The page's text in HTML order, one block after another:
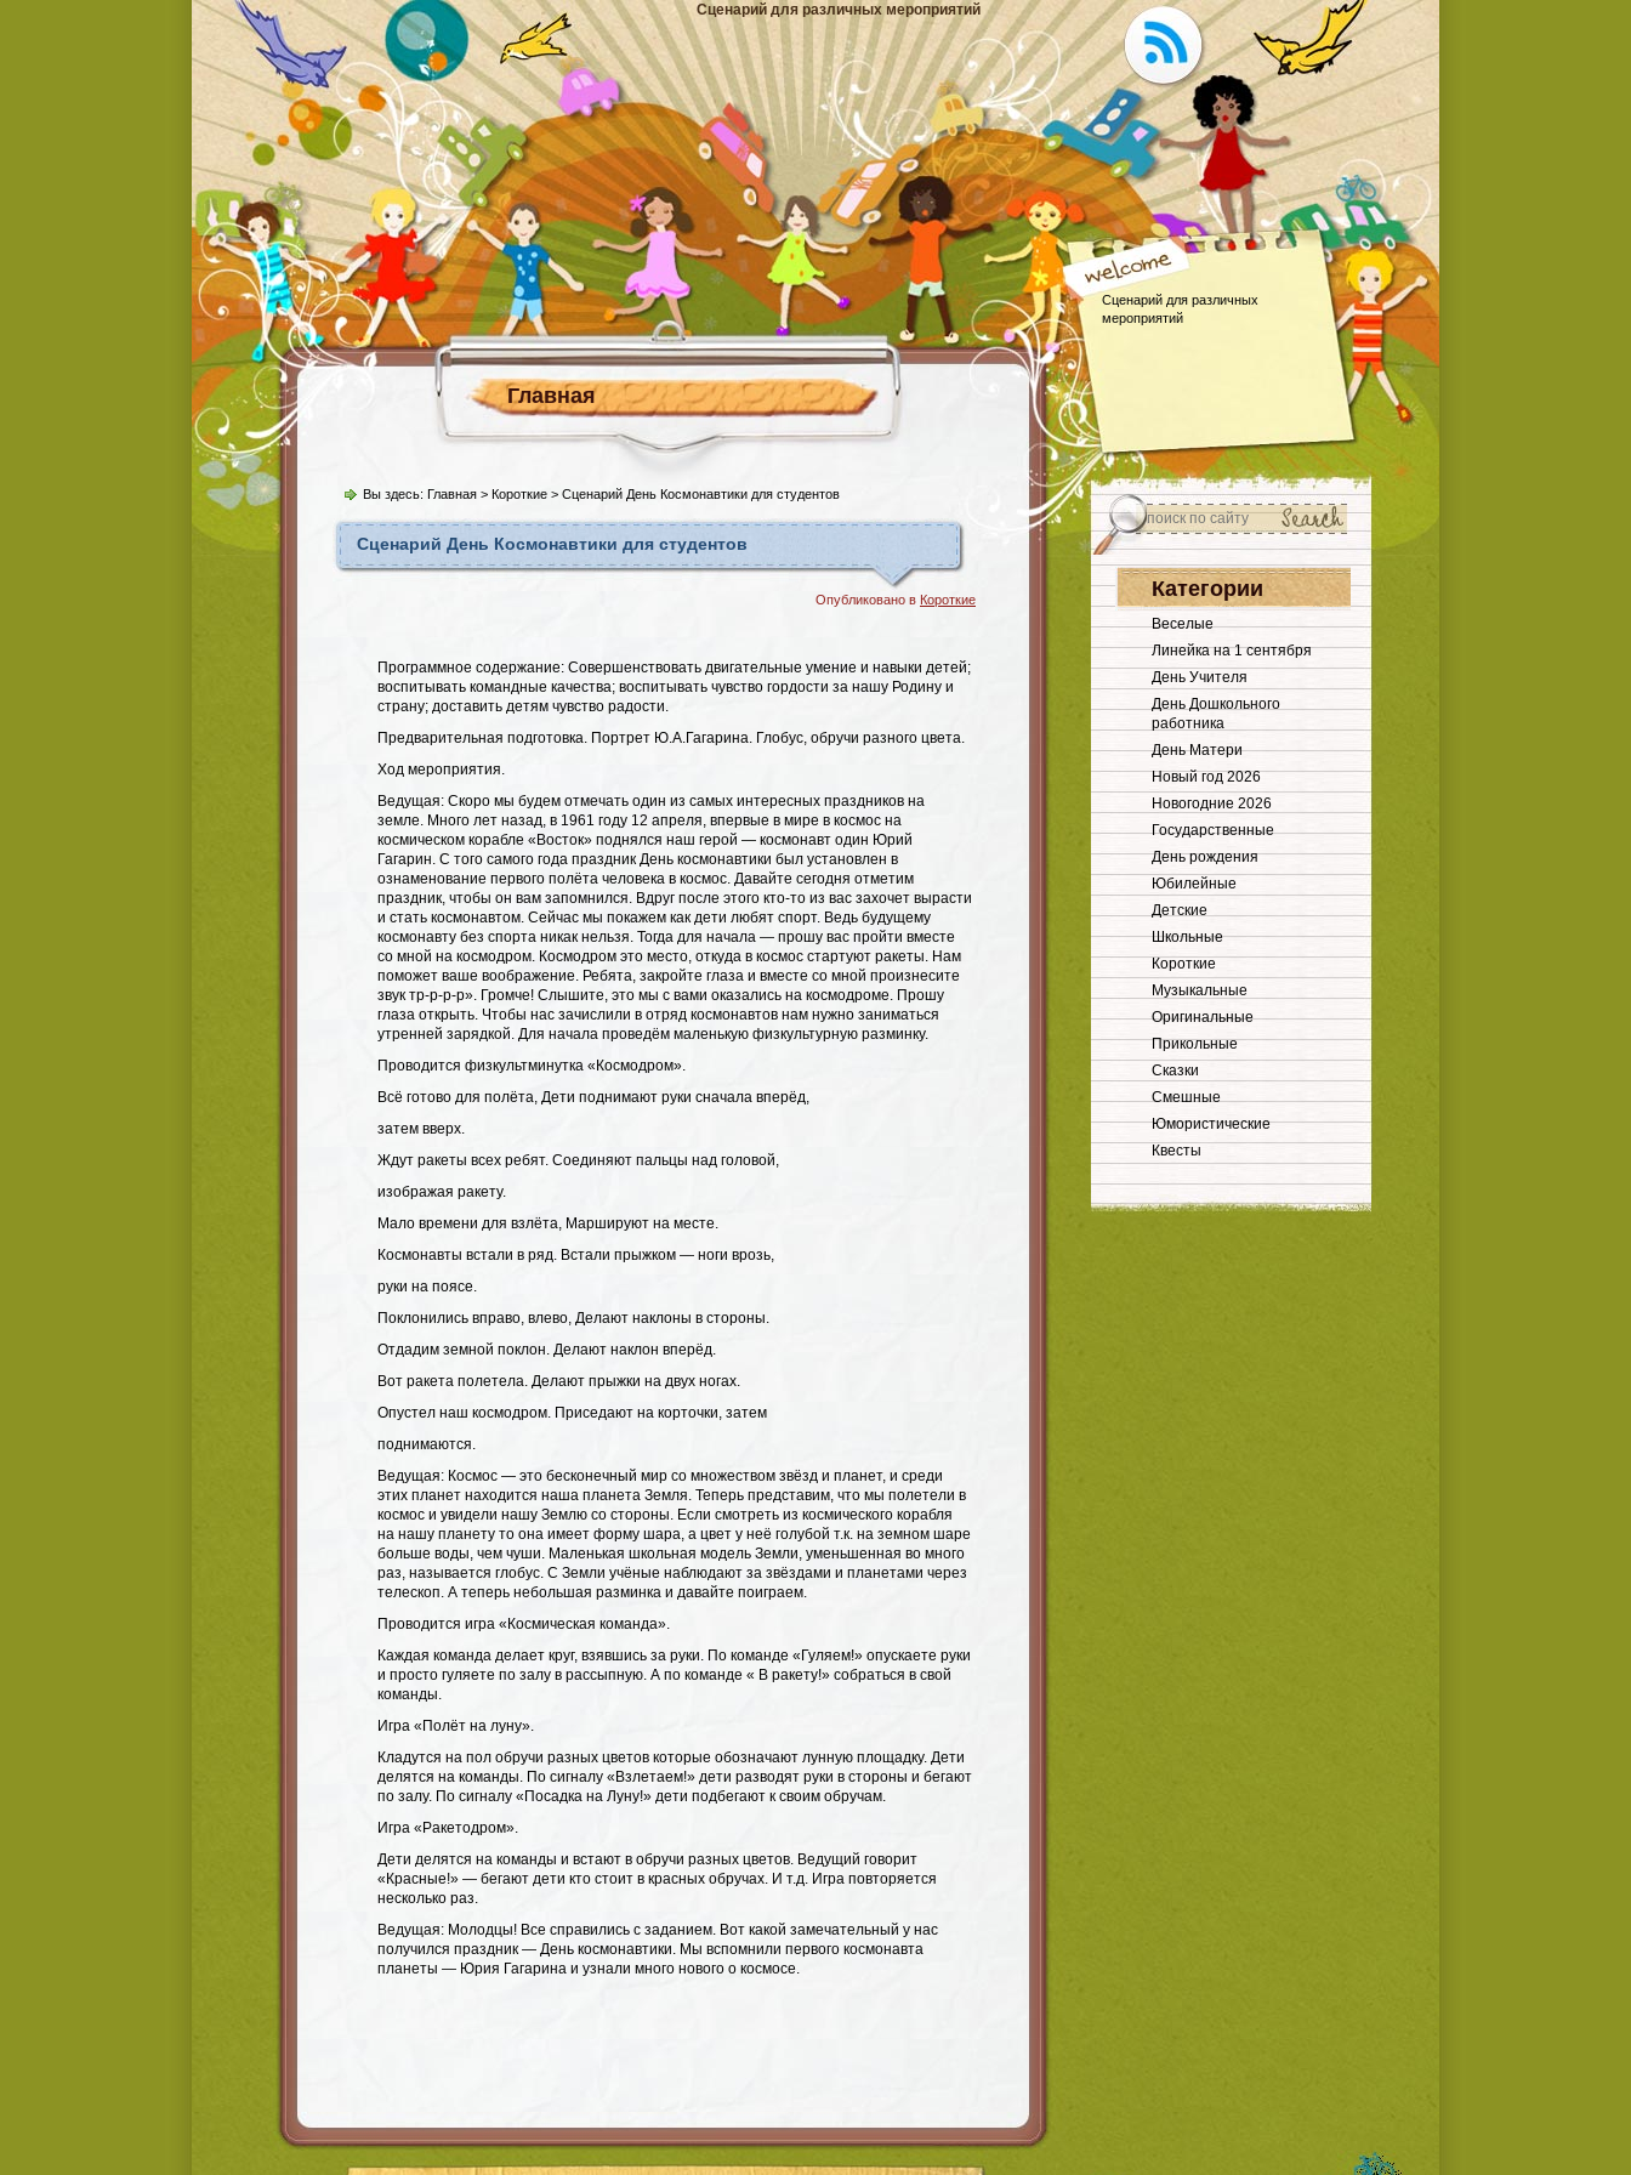
Сценарий для различных мероприятий
Главная
Сценарий для различных
мероприятий
Вы здесь: Главная > Короткие > Сценарий День Космонавтики для студентов
Сценарий День Космонавтики для студентов
Опубликовано в Короткие
Программное содержание: Совершенствовать двигательные умение и навыки детей;
воспитывать командные качества; воспитывать чувство гордости за нашу Родину и
страну; доставить детям чувство радости.
Предварительная подготовка. Портрет Ю.А.Гагарина. Глобус, обручи разного цвета.
Ход мероприятия.
Ведущая: Скоро мы будем отмечать один из самых интересных праздников на
земле. Много лет назад, в 1961 году 12 апреля, впервые в мире в космос на
космическом корабле «Восток» поднялся наш герой — космонавт один Юрий
Гагарин. С того самого года праздник День космонавтики был установлен в
ознаменование первого полёта человека в космос. Давайте сегодня отметим
праздник, чтобы он вам запомнился. Вдруг после этого кто-то из вас захочет вырасти
и стать космонавтом. Сейчас мы покажем как дети любят спорт. Ведь будущему
космонавту без спорта никак нельзя. Тогда для начала — прошу вас пройти вместе
со мной на космодром. Космодром это место, откуда в космос стартуют ракеты. Нам
поможет ваше воображение. Ребята, закройте глаза и вместе со мной произнесите
звук тр-р-р-р». Громче! Слышите, это мы с вами оказались на космодроме. Прошу
глаза открыть. Чтобы нас зачислили в отряд космонавтов нам нужно заниматься
утренней зарядкой. Для начала проведём маленькую физкультурную разминку.
Проводится физкультминутка «Космодром».
Всё готово для полёта, Дети поднимают руки сначала вперёд,
затем вверх.
Ждут ракеты всех ребят. Соединяют пальцы над головой,
изображая ракету.
Мало времени для взлёта, Маршируют на месте.
Космонавты встали в ряд. Встали прыжком — ноги врозь,
руки на поясе.
Поклонились вправо, влево, Делают наклоны в стороны.
Отдадим земной поклон. Делают наклон вперёд.
Вот ракета полетела. Делают прыжки на двух ногах.
Опустел наш космодром. Приседают на корточки, затем
поднимаются.
Ведущая: Космос — это бесконечный мир со множеством звёзд и планет, и среди
этих планет находится наша планета Земля. Теперь представим, что мы полетели в
космос и увидели нашу Землю со стороны. Если смотреть из космического корабля
на нашу планету то она имеет форму шара, а цвет у неё голубой т.к. на земном шаре
больше воды, чем чуши. Маленькая школьная модель Земли, уменьшенная во много
раз, называется глобус. С Земли учёные наблюдают за звёздами и планетами через
телескоп. А теперь небольшая разминка и давайте поиграем.
Проводится игра «Космическая команда».
Каждая команда делает круг, взявшись за руки. По команде «Гуляем!» опускаете руки
и просто гуляете по залу в рассыпную. А по команде « В ракету!» собраться в свой
команды.
Игра «Полёт на луну».
Кладутся на пол обручи разных цветов которые обозначают лунную площадку. Дети
делятся на команды. По сигналу «Взлетаем!» дети разводят руки в стороны и бегают
по залу. По сигналу «Посадка на Луну!» дети подбегают к своим обручам.
Игра «Ракетодром».
Дети делятся на команды и встают в обручи разных цветов. Ведущий говорит
«Красные!» — бегают дети кто стоит в красных обручах. И т.д. Игра повторяется
несколько раз.
Ведущая: Молодцы! Все справились с заданием. Вот какой замечательный у нас
получился праздник — День космонавтики. Мы вспомнили первого космонавта
планеты — Юрия Гагарина и узнали много нового о космосе.
Категории
Веселые
Линейка на 1 сентября
День Учителя
День Дошкольного
работника
День Матери
Новый год 2026
Новогодние 2026
Государственные
День рождения
Юбилейные
Детские
Школьные
Короткие
Музыкальные
Оригинальные
Прикольные
Сказки
Смешные
Юмористические
Квесты